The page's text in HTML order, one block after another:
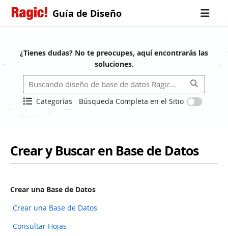
Guía de Diseño
¿Tienes dudas? No te preocupes, aquí encontrarás las
soluciones.
Categorías Búsqueda Completa en el Sitio
Crear y Buscar en Base de Datos
Crear una Base de Datos
Crear una Base de Datos
Consultar Hojas